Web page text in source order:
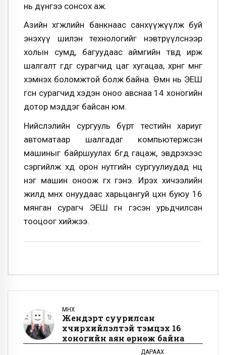
нь дүнгээ сонсох аж.
Азийн хөгжлийн банкнаас санхүүжүүлж буй
энэхүү шилэн технологийг нэвтрүүлснээр
холын сумд, багуудаас аймгийн төвд ирж
шалгалт өгдөг сурагчид цаг хугацаа, хөрөнгө мөнгөө
хэмнэх боломжтой болж байна. Өмнө нь ЭЕШ
өгсөн сурагчид хэдэн оноо авснаа 14 хоногийн
дотор мэддэг байсан юм.
Нийслэлийн сургууль бүрт тестийн хариуг
автоматаар шалгадаг компьютержсэн
машиныг байршуулах бөгөөд гацаж, эвдрэхээс
сэргийлж хөдөө орон нутгийн сургуулиудад нөөц
нэг машин оноож өгөх гэнэ. Ирэх хичээлийн
жилд өмнөх онуудаас харьцангуй цөөхөн буюу 16
мянган сурагч ЭЕШ өгнө гэсэн урьдчилсан
тооцоог хийжээ.
ӨМНӨХ
Жендэрт суурилсан
хүчирхийлэлтэй тэмцэх 16
хоногийн аян өрнөж байна
ДАРААХ